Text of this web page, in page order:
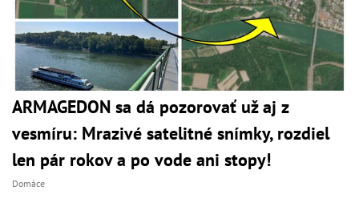
ARMAGEDON sa dá pozorovať už aj z
vesmíru: Mrazivé satelitné snímky, rozdiel
len pár rokov a po vode ani stopy!
Domáce